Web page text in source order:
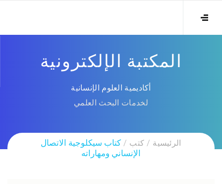
المكتبة الإلكترونية
أكاديمية العلوم الإنسانية
لخدمات البحث العلمي
الرئيسية كتب
كتاب سيكلوجية الاتصال
الإنساني ومهاراته